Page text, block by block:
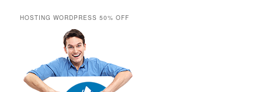
HOSTING WORDPRESS 50% OFF